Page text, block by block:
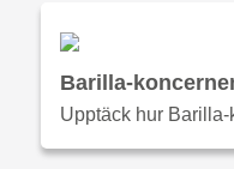
Barilla-
Upptäck hur